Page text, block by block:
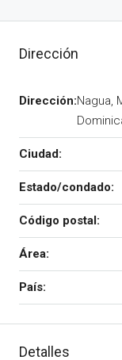
Dirección
Dirección:Nagua,
Ciudad:
Estado/condado:
Código postal:
Área:
País:
Detalles